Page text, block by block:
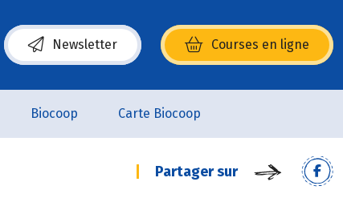
Newsletter Courses en ligne
(s’ouvre dans une nouvelle fenêtre)
Biocoop Carte Biocoop
Partager sur